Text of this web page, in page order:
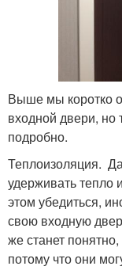
Выше мы коротко
входной двери, но
подробно.
Теплоизоляция.
удерживать тепло
этом убедиться,
свою входную
же станет
потому что они